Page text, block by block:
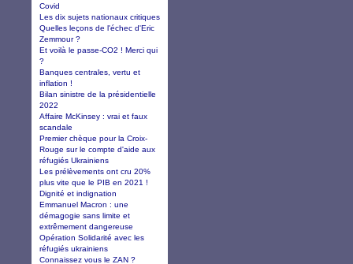
Covid
Les dix sujets nationaux critiques
Quelles leçons de l'échec d'Eric
Zemmour ?
Et voilà le passe-CO2 ! Merci qui
?
Banques centrales, vertu et
inflation !
Bilan sinistre de la présidentielle
2022
Affaire McKinsey : vrai et faux
scandale
Premier chèque pour la Croix-
Rouge sur le compte d'aide aux
réfugiés Ukrainiens
Les prélèvements ont cru 20%
plus vite que le PIB en 2021 !
Dignité et indignation
Emmanuel Macron : une
démagogie sans limite et
extrêmement dangereuse
Opération Solidarité avec les
réfugiés ukrainiens
Connaissez vous le ZAN ?